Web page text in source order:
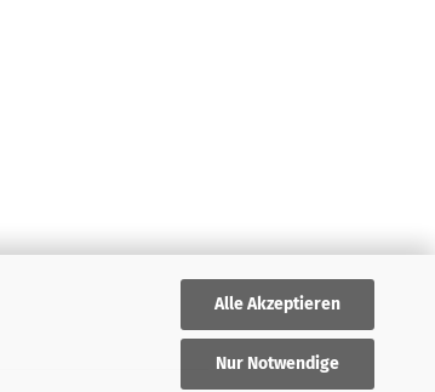
Alle Akzeptieren
Nur Notwendige